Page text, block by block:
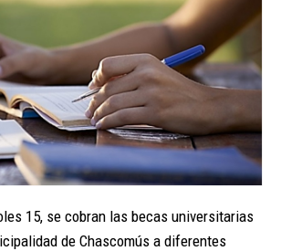
15, se cobran las becas universitarias
de Chascomús a diferentes